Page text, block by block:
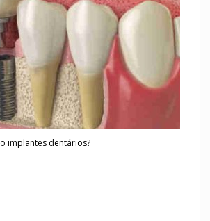
implantes dentários?